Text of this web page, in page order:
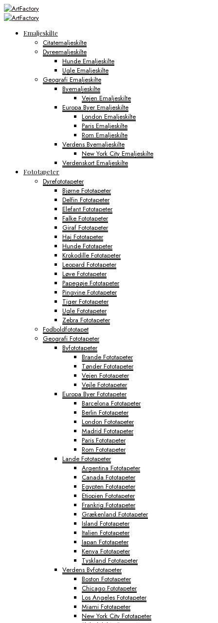
Emaljeskilte
Citatemaljeskilte
Dyreemaljeskilte
Hunde Emaljeskilte
Ugle Emaljeskilte
Geografi Emaljeskilte
Byemaljeskilte
Vejen Emaljeskilte
Europa Byer Emaljeskilte
London Emaljeskilte
Paris Emaljeskilte
Rom Emaljeskilte
Verdens Byemaljeskilte
New York City Emaljeskilte
Verdenskort Emaljeskilte
Fototapeter
Dyrefototapeter
Bjørne Fototapeter
Delfin Fototapeter
Elefant Fototapeter
Falke Fototapeter
Giraf Fototapeter
Haj Fototapeter
Hunde Fototapeter
Krokodille Fototapeter
Leopard Fototapeter
Løve Fototapeter
Papegøje Fototapeter
Pingvine Fototapeter
Tiger Fototapeter
Ugle Fototapeter
Zebra Fototapeter
Fodboldfototapet
Geografi Fototapeter
Byfototapeter
Brande Fototapeter
Tønder Fototapeter
Vejen Fototapeter
Vejle Fototapeter
Europa Byer Fototapeter
Barcelona Fototapeter
Berlin Fototapeter
London Fototapeter
Madrid Fototapeter
Paris Fototapeter
Rom Fototapeter
Lande Fototapeter
Argentina Fototapeter
Canada Fototapeter
Egypten Fototapeter
Etiopien Fototapeter
Frankrig Fototapeter
Grækenland Fototapeter
Island Fototapeter
Italien Fototapeter
Japan Fototapeter
Kenya Fototapeter
Tyskland Fototapeter
Verdens Byfototapeter
Boston Fototapeter
Chicago Fototapeter
Los Angeles Fototapeter
Miami Fototapeter
New York City Fototapeter